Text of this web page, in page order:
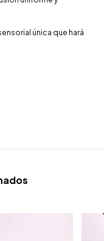
única que hará